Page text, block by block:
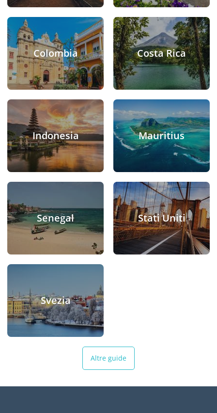
Colombia Costa Rica
Indonesia Mauritius
Senegal Stati Uniti
Svezia
Altre guide